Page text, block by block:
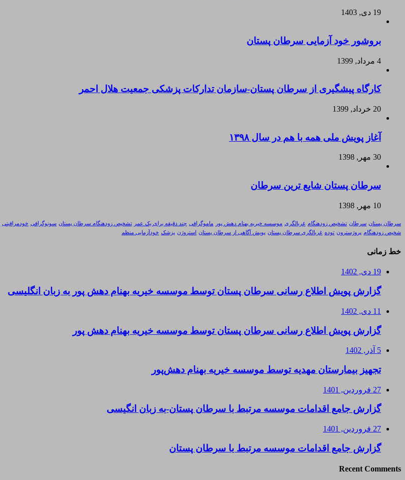
19 دی, 1403
بروشور خود آزمایی سرطان پستان
4 مرداد, 1399
کارگاه پیشگیری از سرطان پستان-سازمان تدارکات پزشکی جمعیت هلال احمر
20 خرداد, 1399
آغاز پویش ملی همه با هم در سال ۱۳۹۸
30 مهر, 1398
سرطان پستان شایع ترین سرطان
10 مهر, 1398
سرطان پستان سرطان تشخیص زودهنگام غربالگری موسسه خیریه بهنام دهش پور ماموگرافی چند دقیقه برای یک عمر تشخیص زودهنگام سرطان پستان سونوگرافی خودمراقبتی
شخیص زودهنگام پروژسترون توده غربالگری سرطان پستان پویش آگاهی از سرطان پستان استروژن پزشک خودآزمایی منظم
خط زمانی
19 دی, 1402
گزارش پویش اطلاع رسانی سرطان پستان توسط موسسه خیریه بهنام دهش پور به زبان انگلیسی
11 دی, 1402
گزارش پویش اطلاع رسانی سرطان پستان توسط موسسه خیریه بهنام دهش پور
5 آذر, 1402
تجهیز بیمارستان مهدیه توسط موسسه خیریه بهنام دهش‌پور
27 فروردین, 1401
گزارش جامع اقدامات موسسه مرتبط با سرطان پستان-به زبان انگیسی
27 فروردین, 1401
گزارش جامع اقدامات موسسه مرتبط با سرطان پستان
Recent Comments